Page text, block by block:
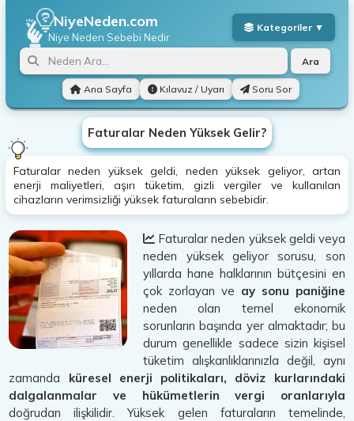
NiyeNeden.com
Niye Neden Sebebi Nedir
Ana Sayfa Kılavuz / Uyarı Soru Sor
Ara
Faturalar Neden Yüksek Gelir?
Faturalar neden yüksek geldi, neden yüksek geliyor, artan
enerji maliyetleri, aşırı tüketim, gizli vergiler ve kullanılan
cihazların verimsizliği yüksek faturaların sebebidir.
Faturalar neden yüksek geldi veya
neden yüksek geliyor sorusu, son
yıllarda hane halklarının bütçesini en
çok zorlayan ve ay sonu paniğine
neden olan temel ekonomik
sorunların başında yer almaktadır; bu
durum genellikle sadece sizin kişisel
tüketim alışkanlıklarınızla değil, aynı
zamanda küresel enerji politikaları, döviz kurlarındaki
dalgalanmalar ve hükümetlerin vergi oranlarıyla
doğrudan ilişkilidir. Yüksek gelen faturaların temelinde,